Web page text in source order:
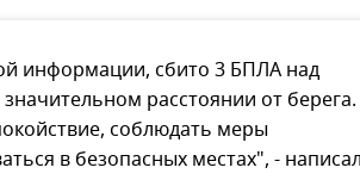
информации, сбито 3 БПЛА над
расстоянии от берега.
соблюдать меры
в безопасных местах", -